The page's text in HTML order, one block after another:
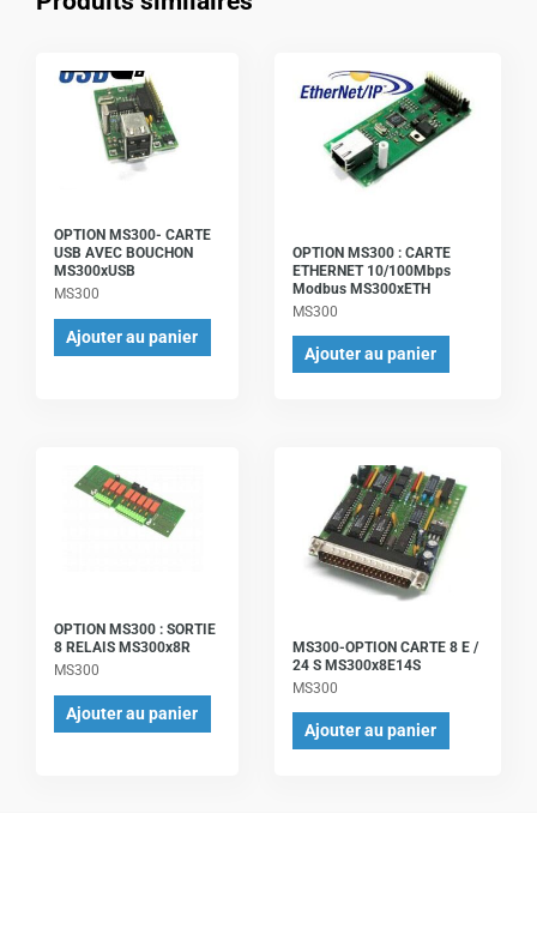
OPTION MS300- CARTE
USB AVEC BOUCHON
MS300xUSB
MS300
Ajouter au panier
OPTION MS300 : CARTE
ETHERNET 10/100Mbps
Modbus MS300xETH
MS300
Ajouter au panier
OPTION MS300 : SORTIE
8 RELAIS MS300x8R
MS300
Ajouter au panier
MS300-OPTION CARTE 8 E /
24 S MS300x8E14S
MS300
Ajouter au panier